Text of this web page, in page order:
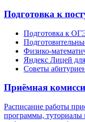
Подготовка к
Подготовка к
Физико-
Яндекс Лицей
Советы
Приёмная
Расписание работы
программы, туториалы